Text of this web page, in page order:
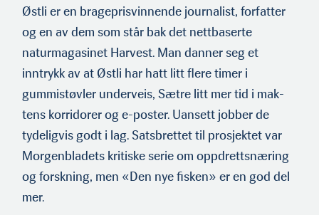
Østli er en brageprisvinnende journalist, forfatter
og en av dem som står bak det nettbaserte
naturmagasinet Harvest. Man danner seg et
inntrykk av at Østli har hatt litt flere timer i
gummistøvler underveis, Sætre litt mer tid i mak­
tens korridorer og e-poster. Uansett jobber de
tydeligvis godt i lag. Satsbrettet til prosjektet var
Morgenbladets kritiske serie om oppdrettsnæring
og forskning, men «Den nye fisken» er en god del
mer.